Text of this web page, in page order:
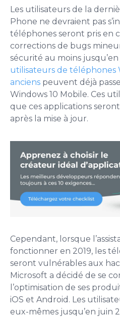
Les utilisateurs de la
Phone ne devraient pas
téléphones seront pris en
corrections de bugs
sécurité au moins jusqu’en
utilisateurs de téléphones
anciens peuvent déjà
Windows 10 Mobile. Ces
que ces applications
après la mise à jour.
Cependant, lorsque
fonctionner en 2019, les
seront vulnérables aux
Microsoft a décidé de se
l’optimisation de ses
iOS et Android. Les
eux-mêmes jusqu’en juin